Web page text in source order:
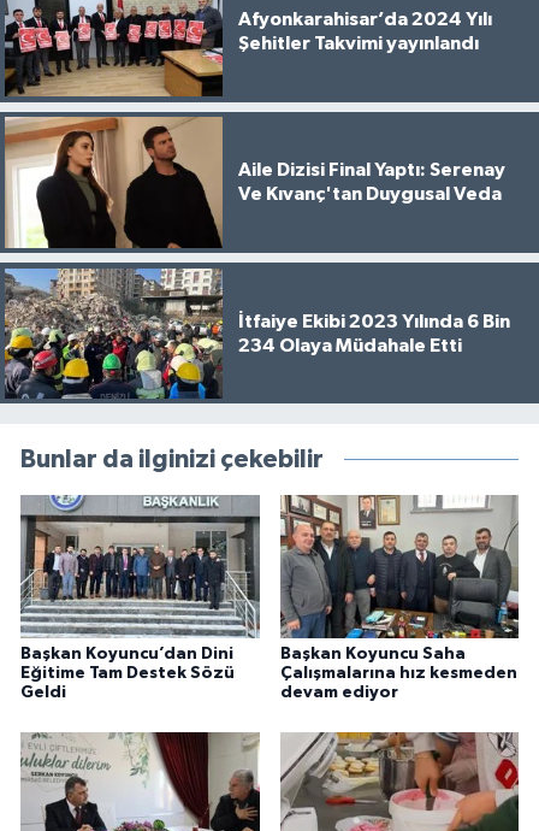
Afyonkarahisar’da 2024 Yılı
Şehitler Takvimi yayınlandı
Aile Dizisi Final Yaptı: Serenay
Ve Kıvanç'tan Duygusal Veda
İtfaiye Ekibi 2023 Yılında 6 Bin
234 Olaya Müdahale Etti
Bunlar da ilginizi çekebilir
Başkan Koyuncu’dan Dini
Eğitime Tam Destek Sözü
Geldi
Başkan Koyuncu Saha
Çalışmalarına hız kesmeden
devam ediyor